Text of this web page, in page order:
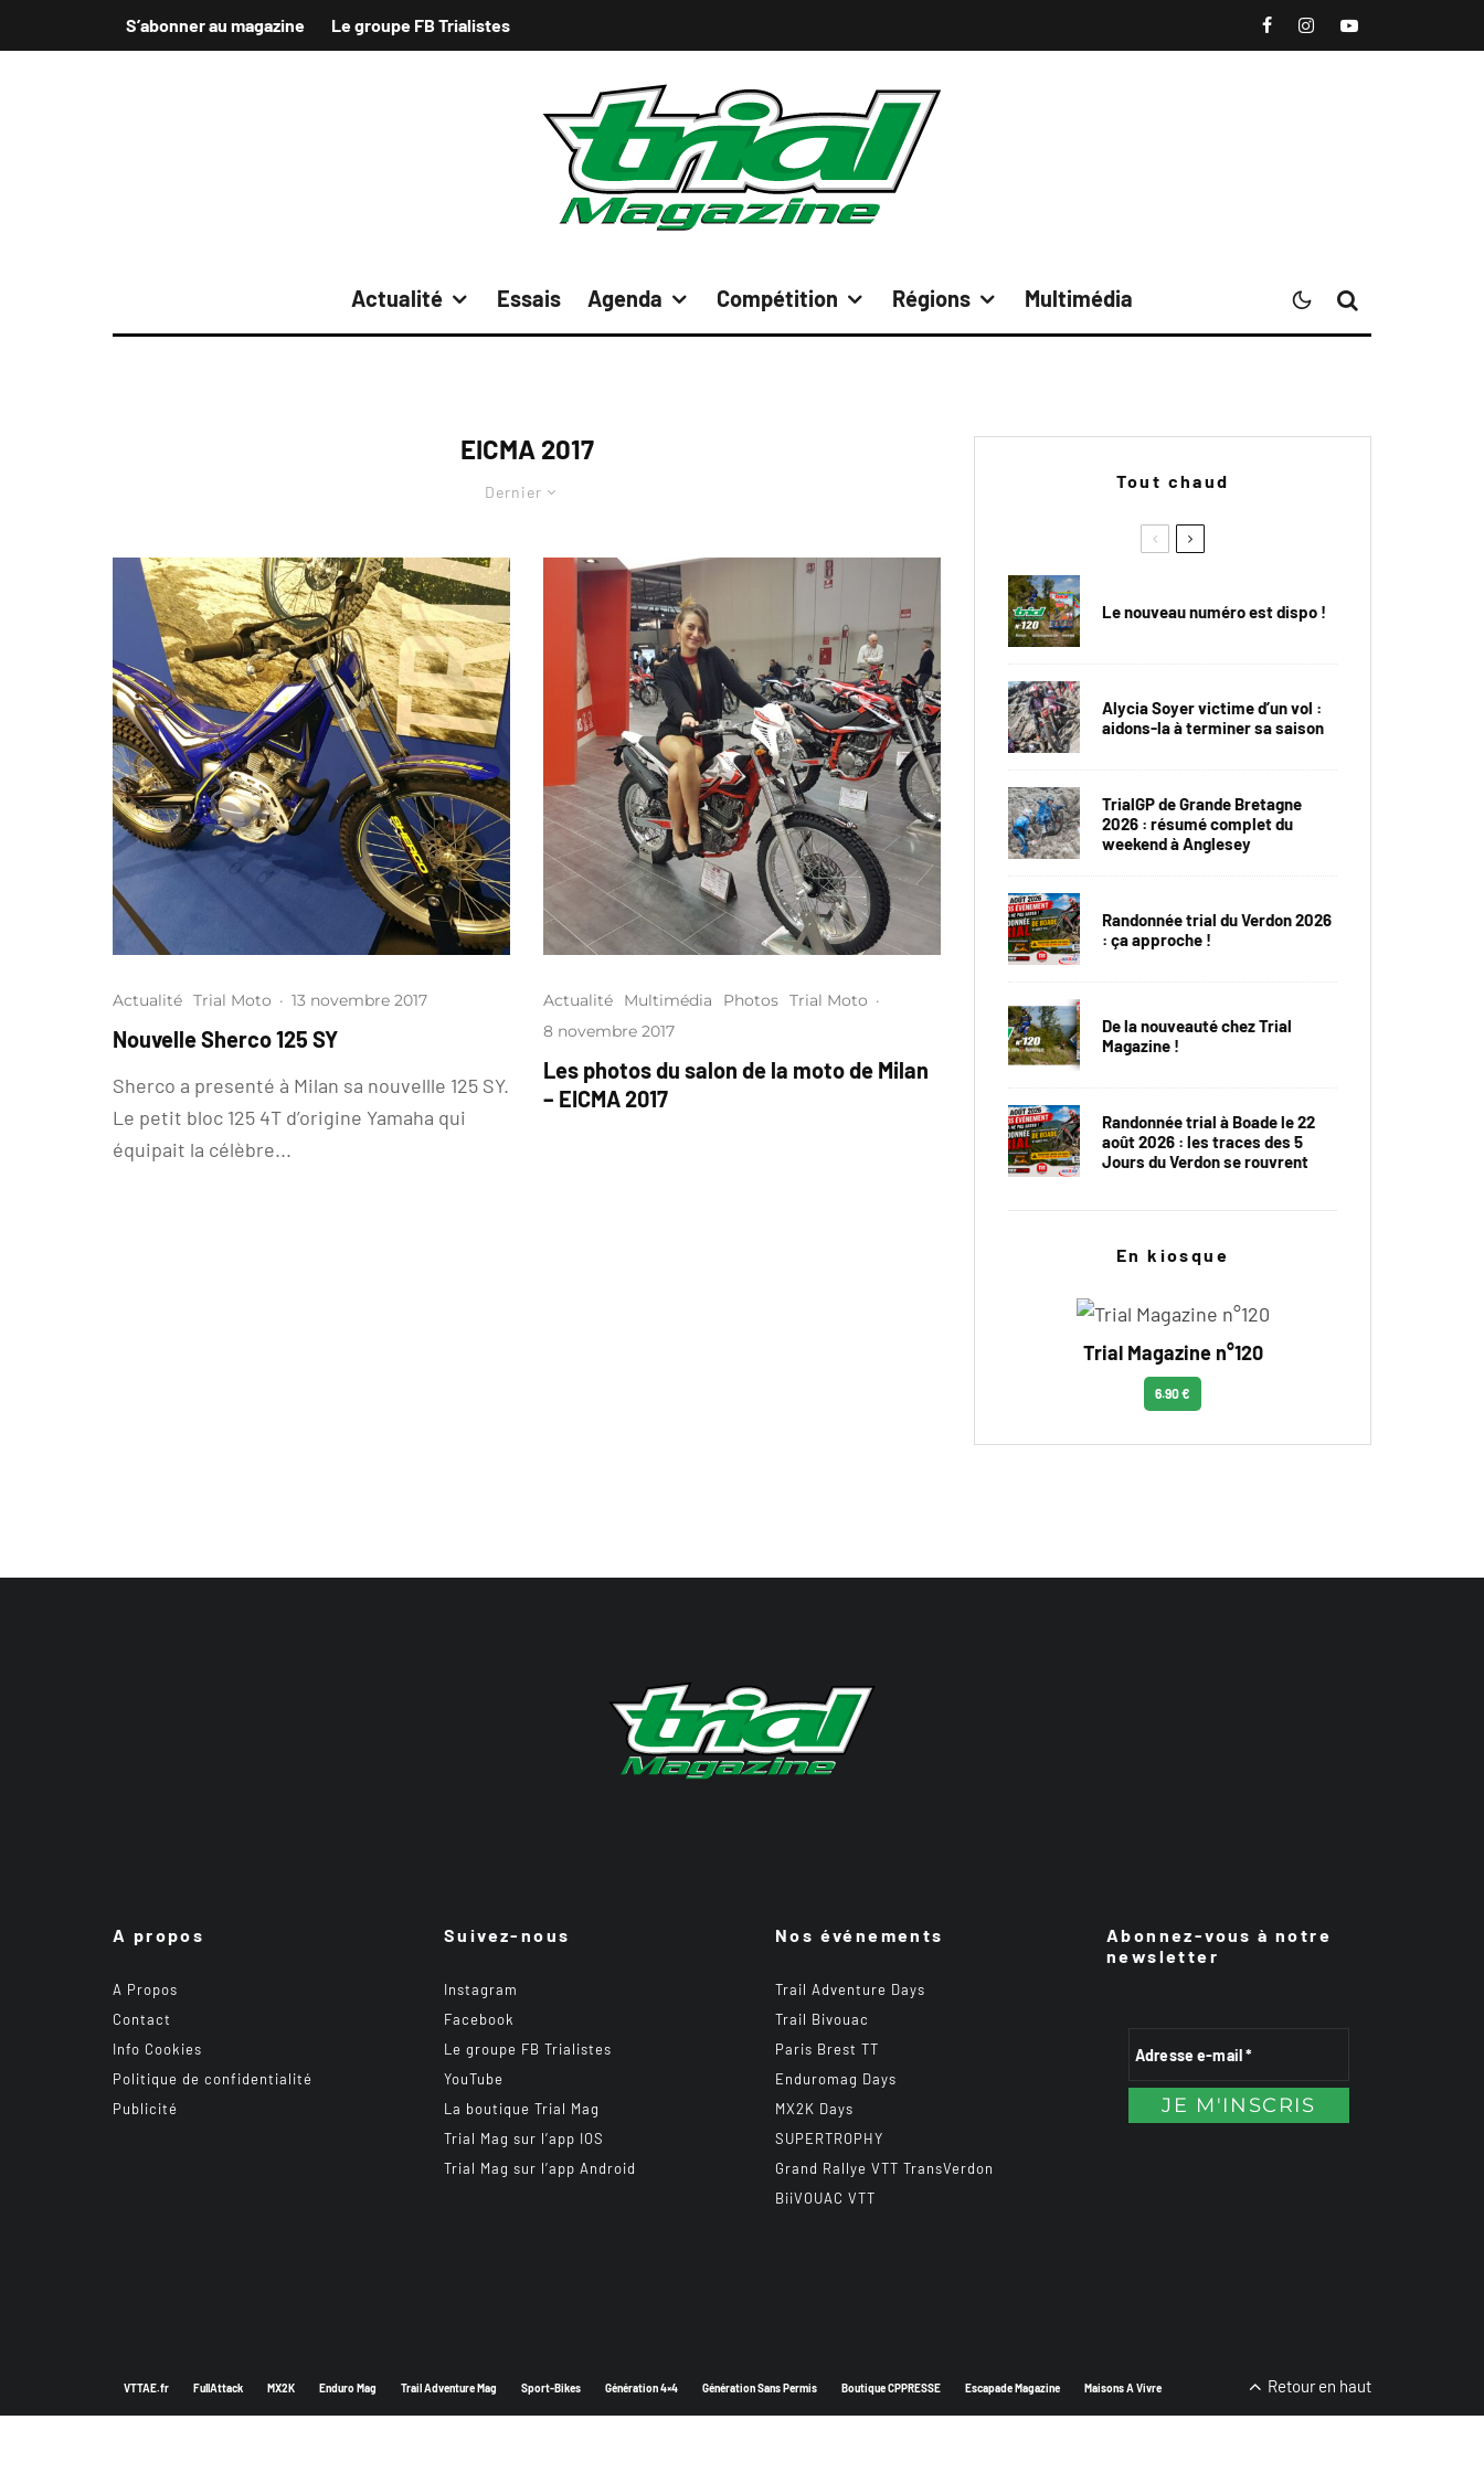
S’abonner au magazine Le groupe FB Trialistes
Actualité Essais Agenda Compétition Régions Multimédia
EICMA 2017
Dernier
Actualité Trial Moto · 13 novembre 2017
Nouvelle Sherco 125 SY
Sherco a presenté à Milan sa nouvellle 125 SY.
Le petit bloc 125 4T d’origine Yamaha qui
équipait la célèbre...
Actualité Multimédia Photos Trial Moto ·
8 novembre 2017
Les photos du salon de la moto de Milan
– EICMA 2017
Tout chaud
Le nouveau numéro est dispo !
Alycia Soyer victime d’un vol :
aidons-la à terminer sa saison
TrialGP de Grande Bretagne
2026 : résumé complet du
weekend à Anglesey
Randonnée trial du Verdon 2026
: ça approche !
De la nouveauté chez Trial
Magazine !
Randonnée trial à Boade le 22
août 2026 : les traces des 5
Jours du Verdon se rouvrent
En kiosque
Trial Magazine n°120
6.90 €
A propos
A Propos
Contact
Info Cookies
Politique de confidentialité
Publicité
Suivez-nous
Instagram
Facebook
Le groupe FB Trialistes
YouTube
La boutique Trial Mag
Trial Mag sur l’app IOS
Trial Mag sur l’app Android
Nos événements
Trail Adventure Days
Trail Bivouac
Paris Brest TT
Enduromag Days
MX2K Days
SUPERTROPHY
Grand Rallye VTT TransVerdon
BiiVOUAC VTT
Abonnez-vous à notre
newsletter
VTTAE.fr FullAttack MX2K Enduro Mag Trail Adventure Mag Sport-Bikes Génération 4×4 Génération Sans Permis Boutique CPPRESSE Escapade Magazine Maisons A Vivre Retour en haut